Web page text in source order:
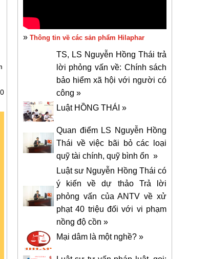
» Thông tin về các sản phẩm Hilaphar
TS, LS Nguyễn Hồng Thái trả
lời phỏng vấn về: Chính sách
bảo hiểm xã hội với người có
công »
Luật HỒNG THÁI »
Quan điểm LS Nguyễn Hồng
Thái về việc bãi bỏ các loại
quỹ tài chính, quỹ bình ổn »
Luật sư Nguyễn Hồng Thái có
ý kiến về dự thảo Trả lời
phỏng vấn của ANTV về xử
phạt 40 triệu đối với vi phạm
nồng độ cồn »
Mại dâm là một nghề? »